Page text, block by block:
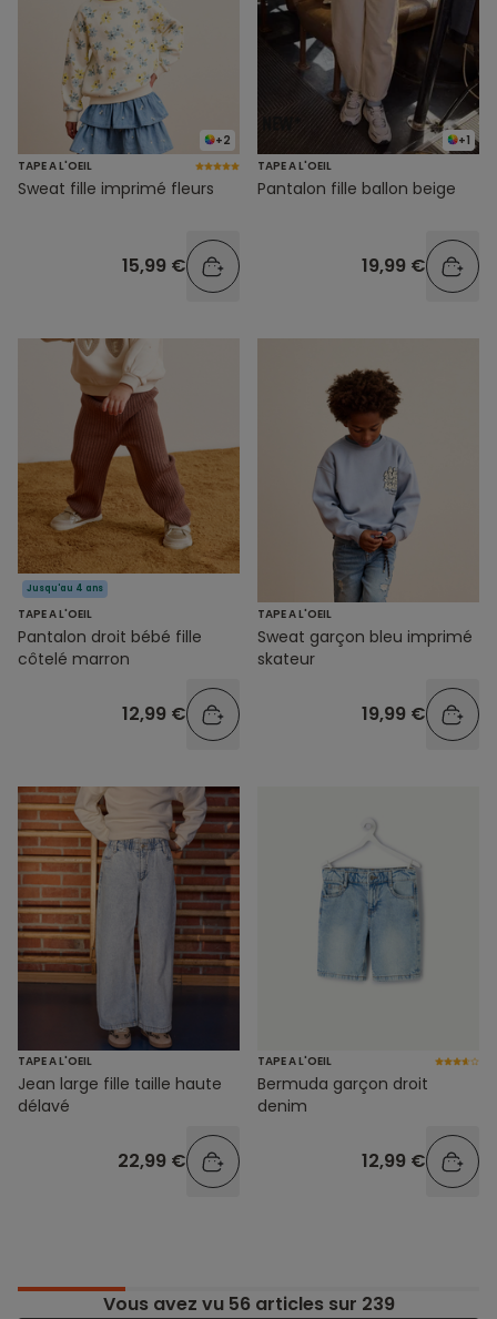
+2
TAPE A L'OEIL
Sweat fille imprimé fleurs
15,99 €
+1
TAPE A L'OEIL
Pantalon fille ballon beige
19,99 €
Jusqu'au 4 ans
TAPE A L'OEIL
Pantalon droit bébé fille
côtelé marron
12,99 €
TAPE A L'OEIL
Sweat garçon bleu imprimé
skateur
19,99 €
TAPE A L'OEIL
Jean large fille taille haute
délavé
22,99 €
TAPE A L'OEIL
Bermuda garçon droit
denim
12,99 €
Vous avez vu 56articles sur 239